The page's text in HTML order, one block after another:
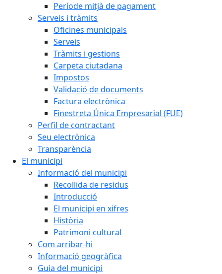
Període mitjà de pagament
Serveis i tràmits
Oficines municipals
Serveis
Tràmits i gestions
Carpeta ciutadana
Impostos
Validació de documents
Factura electrònica
Finestreta Única Empresarial (FUE)
Perfil de contractant
Seu electrònica
Transparència
El municipi
Informació del municipi
Recollida de residus
Introducció
El municipi en xifres
Història
Patrimoni cultural
Com arribar-hi
Informació geogràfica
Guia del municipi